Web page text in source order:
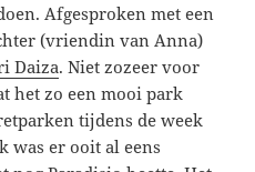
Afgesproken met een
(vriendin van Anna)
Daiza. Niet zozeer voor
het zo een mooi park
tijdens de week
was er ooit al eens